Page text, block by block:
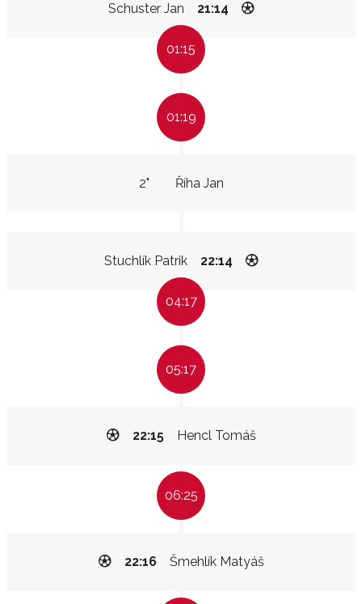
Schuster Jan 21:14
01:15
01:19
Říha Jan
2"
Stuchlík Patrik 22:14
04:17
05:17
Hencl Tomáš
22:15
06:25
Šmehlík Matyáš
22:16